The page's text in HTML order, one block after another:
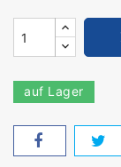
auf Lager